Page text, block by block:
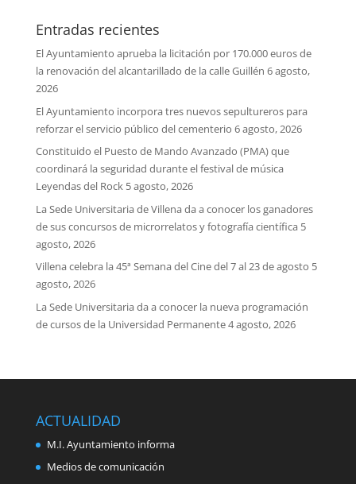
Entradas recientes
El Ayuntamiento aprueba la licitación por 170.000 euros de
la renovación del alcantarillado de la calle Guillén 6 agosto,
2026
El Ayuntamiento incorpora tres nuevos sepultureros para
reforzar el servicio público del cementerio 6 agosto, 2026
Constituido el Puesto de Mando Avanzado (PMA) que
coordinará la seguridad durante el festival de música
Leyendas del Rock 5 agosto, 2026
La Sede Universitaria de Villena da a conocer los ganadores
de sus concursos de microrrelatos y fotografía científica 5
agosto, 2026
Villena celebra la 45ª Semana del Cine del 7 al 23 de agosto 5
agosto, 2026
La Sede Universitaria da a conocer la nueva programación
de cursos de la Universidad Permanente4 agosto, 2026
ACTUALIDAD
M.I. Ayuntamiento informa
Medios de comunicación